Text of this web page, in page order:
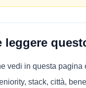
leggere
vedi in questa
stack, città,